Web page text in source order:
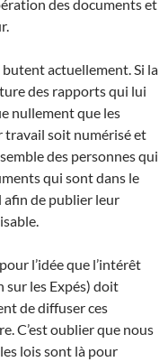
des documents et
butent actuellement. Si la
des rapports qui lui
nullement que les
travail soit numérisé et
des personnes qui
qui sont dans le
afin de publier leur
l’idée que l’intérêt
sur les Expés) doit
de diffuser ces
C’est oublier que nous
lois sont là pour